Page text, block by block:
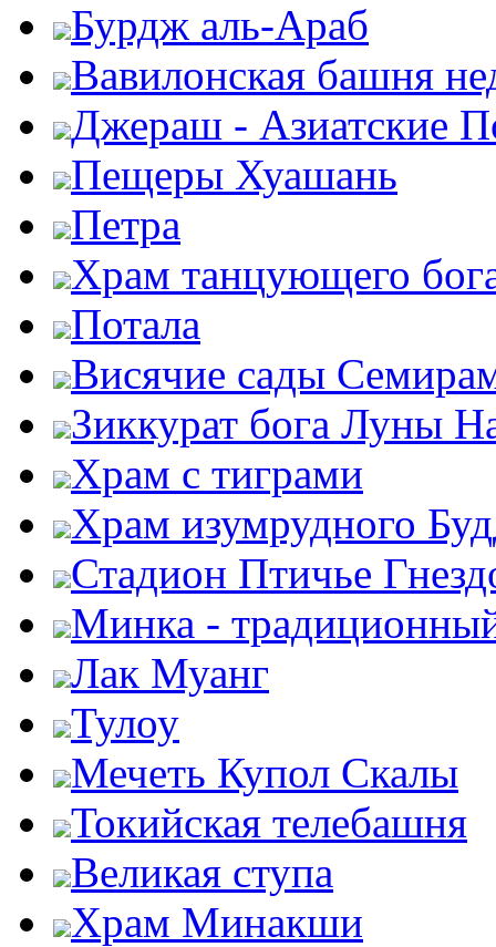
Бурдж аль-Араб
Вавилонская башня
Джераш - Азиатские
Пещеры Хуашань
Петра
Храм танцующего
Потала
Висячие сады
Зиккурат бога Луны
Храм с тиграми
Храм изумрудного
Стадион Птичье
Минка -
Лак Муанг
Тулоу
Мечеть Купол Скалы
Токийская телебашня
Великая ступа
Храм Минакши